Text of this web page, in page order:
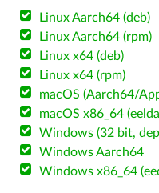
Linux Aarch64 (deb)
Linux Aarch64 (rpm)
Linux x64 (deb)
Linux x64 (rpm)
macOS (Aarch64/
macOS x86_64
Windows (32 bit,
Windows Aarch64
Windows x86_64